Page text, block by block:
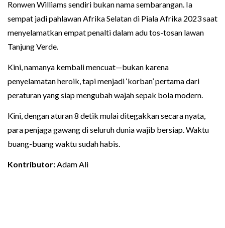
Ronwen Williams sendiri bukan nama sembarangan. Ia
sempat jadi pahlawan Afrika Selatan di Piala Afrika 2023 saat
menyelamatkan empat penalti dalam adu tos-tosan lawan
Tanjung Verde.
Kini, namanya kembali mencuat—bukan karena
penyelamatan heroik, tapi menjadi ‘korban’ pertama dari
peraturan yang siap mengubah wajah sepak bola modern.
Kini, dengan aturan 8 detik mulai ditegakkan secara nyata,
para penjaga gawang di seluruh dunia wajib bersiap. Waktu
buang-buang waktu sudah habis.
Kontributor:Adam Ali